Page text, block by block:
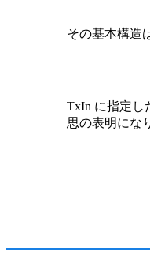
その基本構造
TxIn に指定し
思の表明にな